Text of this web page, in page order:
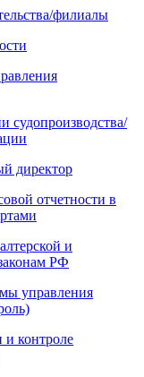
филиалы
судопроизводства/
директор
отчетности в
и
РФ
управления
и контроле